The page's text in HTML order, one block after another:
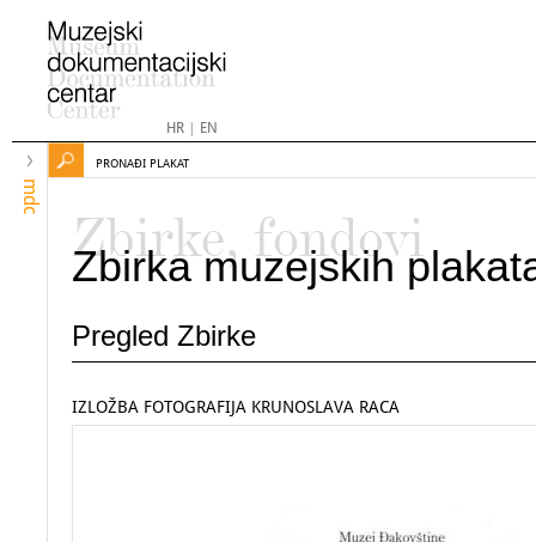
HR| EN
mdc
PRONAĐI PLAKAT
Zbirke, fondovi
Zbirka muzejskih
Pregled Zbirke
IZLOŽBA FOTOGRAFIJA KRUNOSLAVA RACA